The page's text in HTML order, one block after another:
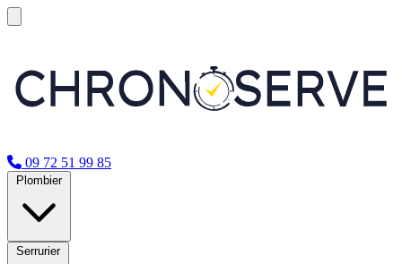
09 72 51 99 85
Plombier
Serrurier